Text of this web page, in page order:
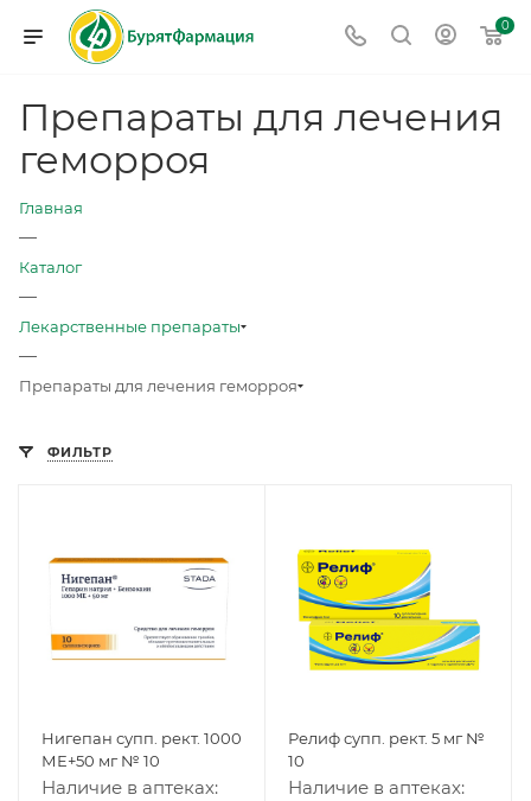
0
Препараты для лечения
геморроя
Главная
—
Каталог
—
Лекарственные препараты
—
Препараты для лечения геморроя
ФИЛЬТР
Нигепан супп. рект. 1000
МЕ+50 мг № 10
Наличие в аптеках:
Релиф супп. рект. 5 мг №
10
Наличие в аптеках: